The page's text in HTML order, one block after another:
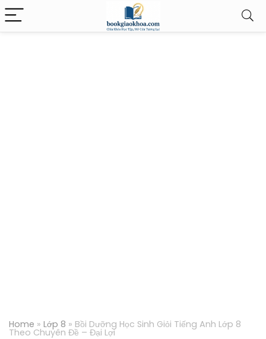
Home » Lớp 8 » Bồi Dưỡng Học Sinh Giỏi Tiếng Anh Lớp 8
Theo Chuyên Đề – Đại Lợi